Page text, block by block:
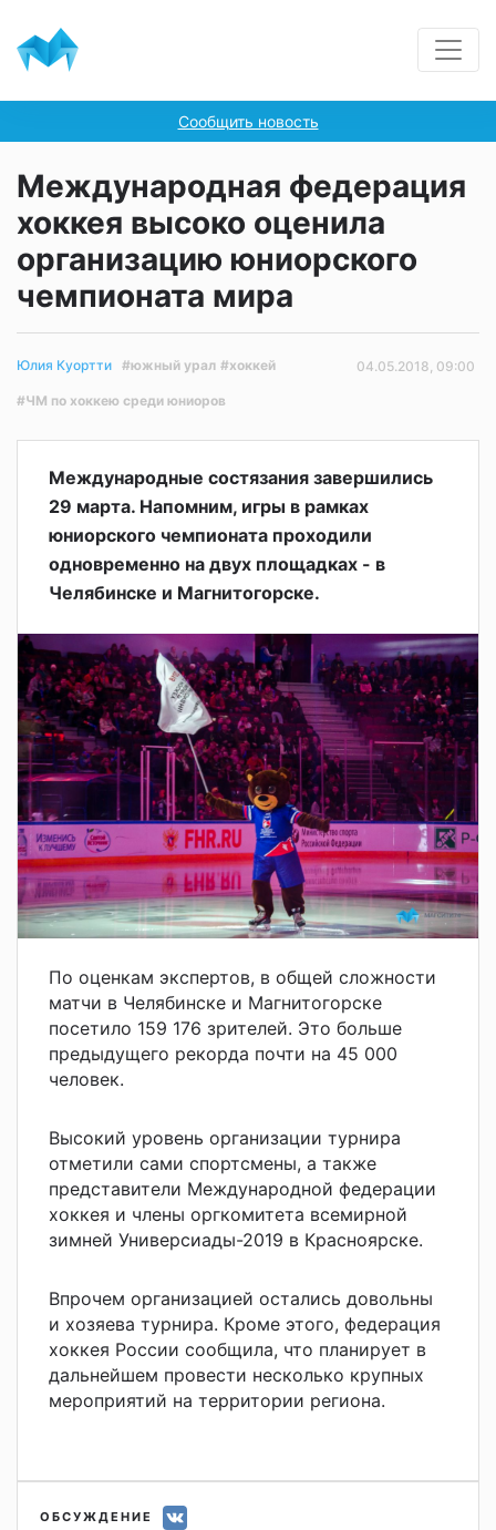
Сообщить новость
Международная федерация
хоккея высоко оценила
организацию юниорского
чемпионата мира
Юлия Куортти #южный урал #хоккей
#ЧМ по хоккею среди юниоров
04.05.2018, 09:00
Международные состязания завершились
29 марта. Напомним, игры в рамках
юниорского чемпионата проходили
одновременно на двух площадках - в
Челябинске и Магнитогорске.
По оценкам экспертов, в общей сложности
матчи в Челябинске и Магнитогорске
посетило 159 176 зрителей. Это больше
предыдущего рекорда почти на 45 000
человек.
Высокий уровень организации турнира
отметили сами спортсмены, а также
представители Международной федерации
хоккея и члены оргкомитета всемирной
зимней Универсиады-2019 в Красноярске.
Впрочем организацией остались довольны
и хозяева турнира. Кроме этого, федерация
хоккея России сообщила, что планирует в
дальнейшем провести несколько крупных
мероприятий на территории региона.
ОБСУЖДЕНИЕ